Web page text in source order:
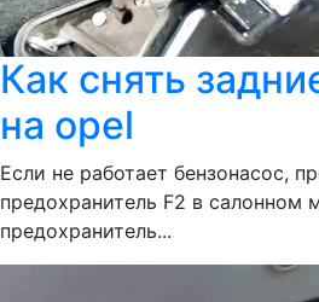
Как снять
на opel
Если не работает бензонасос,
предохранитель F2 в салонном
предохранитель...